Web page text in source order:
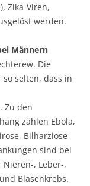
Zika-Viren,
werden.
Männern
Die
selten, dass in
Zu den
zählen Ebola,
Bilharziose
sind bei
, Leber-,
Blasenkrebs.